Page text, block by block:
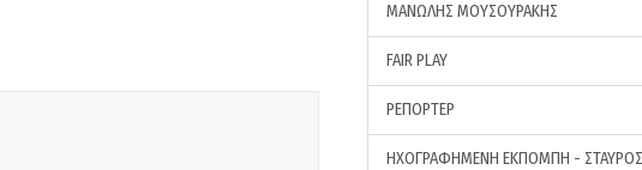
ΜΑΝΩΛΗΣ ΜΟΥΣΟΥΡΑΚΗΣ
FAIR PLAY
ΡΕΠΟΡΤΕΡ
ΗΧΟΓΡΑΦΗΜΕΝΗ ΕΚΠΟΜΠΗ - ΣΤΑΥΡΟΣ